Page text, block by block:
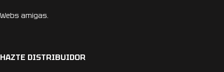
Webs amigas.
HAZTE DISTRIBUIDOR